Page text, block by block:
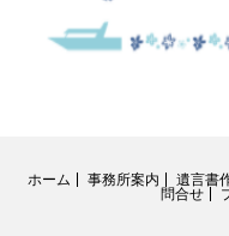
ホーム 事務所案内 遺言書
問合せ